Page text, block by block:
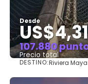
Desde
107.880
Precio total
DESTINO:Riviera Maya